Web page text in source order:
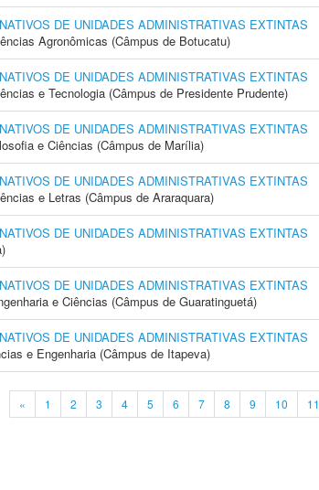
DE UNIDADES ADMINISTRATIVAS EXTINTAS
Agronômicas (Câmpus de Botucatu)
DE UNIDADES ADMINISTRATIVAS EXTINTAS
e Tecnologia (Câmpus de Presidente Prudente)
DE UNIDADES ADMINISTRATIVAS EXTINTAS
e Ciências (Câmpus de Marília)
DE UNIDADES ADMINISTRATIVAS EXTINTAS
e Letras (Câmpus de Araraquara)
DE UNIDADES ADMINISTRATIVAS EXTINTAS
DE UNIDADES ADMINISTRATIVAS EXTINTAS
e Ciências (Câmpus de Guaratinguetá)
DE UNIDADES ADMINISTRATIVAS EXTINTAS
e Engenharia (Câmpus de Itapeva)
« 1 2 3 4 5 6 7 8 9 10 11